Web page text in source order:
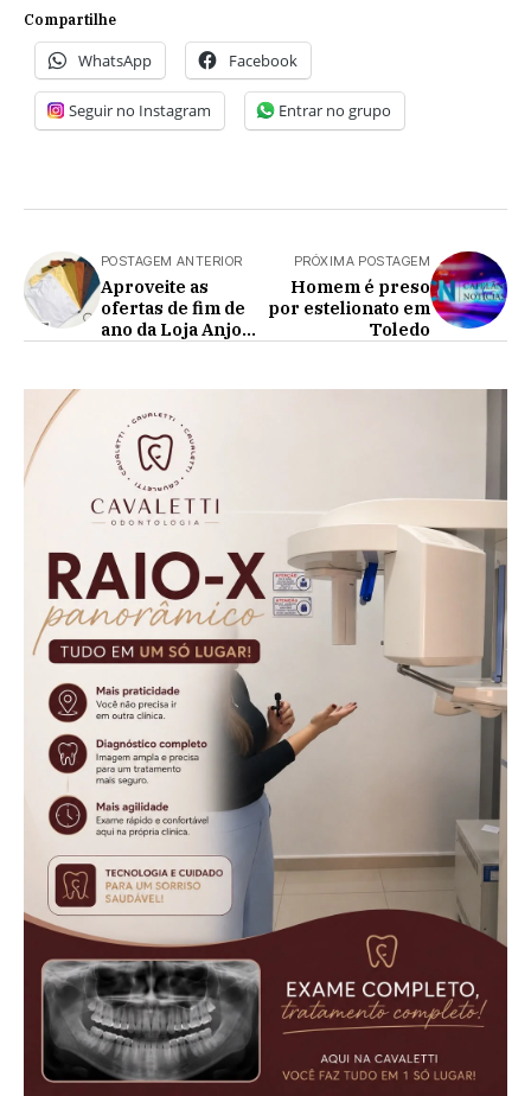
Compartilhe
WhatsApp Facebook
Seguir no Instagram Entrar no grupo
POSTAGEM ANTERIOR
Aproveite as
ofertas de fim de
ano da Loja Anjo
PRÓXIMA POSTAGEM
Homem é preso
por estelionato em
Toledo